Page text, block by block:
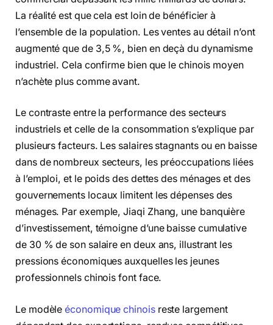
La réalité est que cela est loin de bénéficier à
l’ensemble de la population. Les ventes au détail n’ont
augmenté que de 3,5 %, bien en deçà du dynamisme
industriel. Cela confirme bien que le chinois moyen
n’achète plus comme avant.
Le contraste entre la performance des secteurs
industriels et celle de la consommation s’explique par
plusieurs facteurs. Les salaires stagnants ou en baisse
dans de nombreux secteurs, les préoccupations liées
à l’emploi, et le poids des dettes des ménages et des
gouvernements locaux limitent les dépenses des
ménages. Par exemple, Jiaqi Zhang, une banquière
d’investissement, témoigne d’une baisse cumulative
de 30 % de son salaire en deux ans, illustrant les
pressions économiques auxquelles les jeunes
professionnels chinois font face.
Le modèleéconomique chinoisreste largement